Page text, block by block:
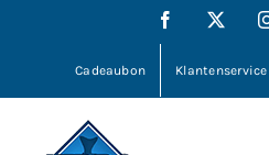
Facebook
Cadeaubon Klantenservice